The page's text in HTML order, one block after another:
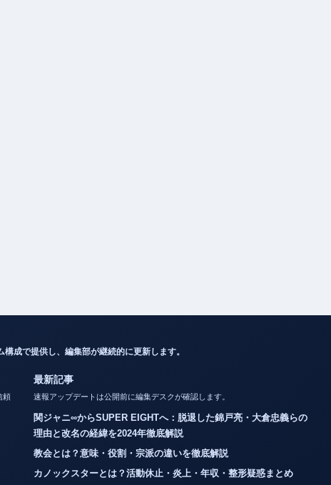
成で提供し、編集部が継続的に更新します。
最新記事
速報アップデートは公開前に編集デスクが確認します。
関ジャニ∞からSUPER EIGHTへ：脱退した錦戸亮・大倉忠義らの
教会とは？意味・役割・宗派の違いを徹底解説
カノックスターとは？活動休止・炎上・年収・整形疑惑まとめ
メルエムの死因とコムギとの最期を徹底解説